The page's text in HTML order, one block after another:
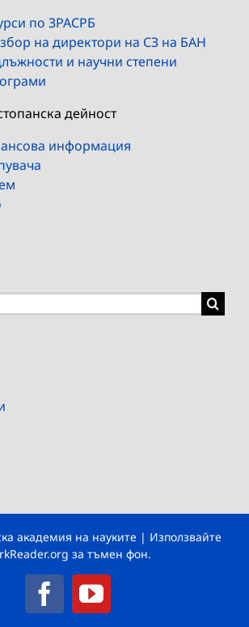
по ЗРАСРБ
на директори на СЗ на БАН
и научни степени
дейност
информация
академия на науките | Използвайте
за тъмен фон.
FacebookYouTube